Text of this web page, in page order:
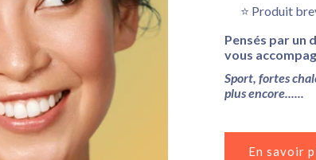
⭐️ Produit
Pensés par un
vous
Sport, fortes
plus encore......
En savoir